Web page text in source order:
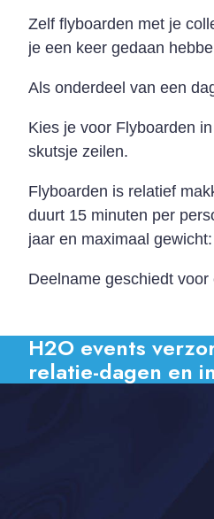
Zelf flyboarden met je
je een keer gedaan
Als onderdeel van een
Kies je voor Flyboarden
skutsje zeilen.
Flyboarden is relatief
duurt 15 minuten per
jaar en maximaal
Deelname geschiedt voor
H2O events
relatie-dagen en